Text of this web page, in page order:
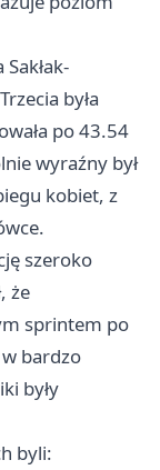
była
po 43.54
wyraźny był
kobiet, z
szeroko
że
sprintem po
bardzo
były
byli: